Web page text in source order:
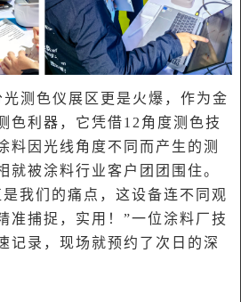
测色仪展区更是火爆，作为金
色利器，它凭借12角度测色技
料因光线角度不同而产生的测
就被涂料行业客户团团围住。
我们的痛点，这设备连不同观
准捕捉，实用！”一位涂料厂技
记录，现场就预约了次日的深